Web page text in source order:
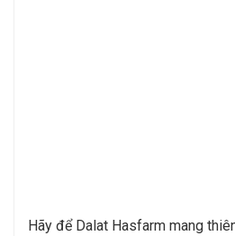
Hãy để Dalat Hasfarm mang